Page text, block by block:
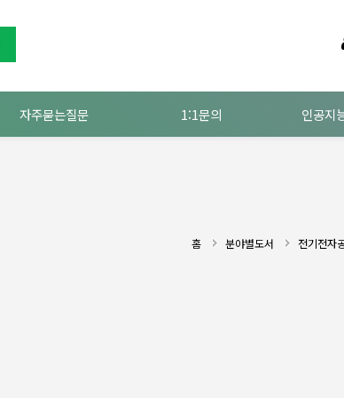
자주묻는질문 1:1문의 인공지
홈 분야별도서 전기전자